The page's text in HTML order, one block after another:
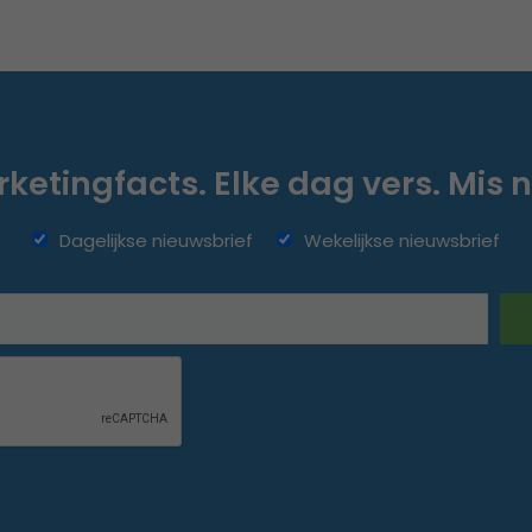
Elke dag vers. Mis
Dagelijkse nieuwsbrief Wekelijkse nieuwsbrief